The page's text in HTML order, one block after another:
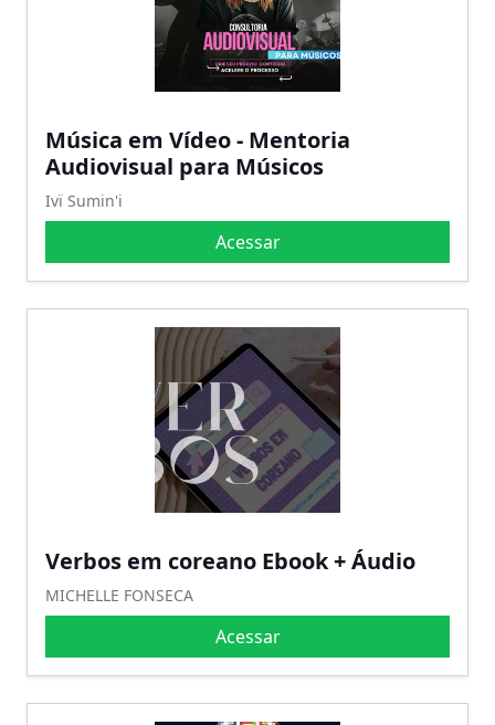
Música em Vídeo - Mentoria
Audiovisual para Músicos
Ivï Sumin'i
Acessar
Verbos em coreano Ebook + Áudio
MICHELLE FONSECA
Acessar